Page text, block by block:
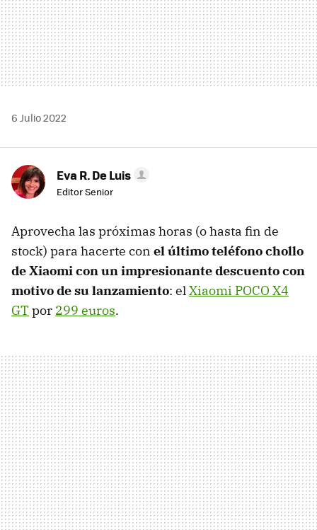
6 Julio 2022
Eva R. De Luis
Editor Senior
Aprovecha las próximas horas (o hasta fin de
stock) para hacerte con el último teléfono chollo
de Xiaomi con un impresionante descuento con
motivo de su lanzamiento: el Xiaomi POCO X4
GTpor 299 euros.